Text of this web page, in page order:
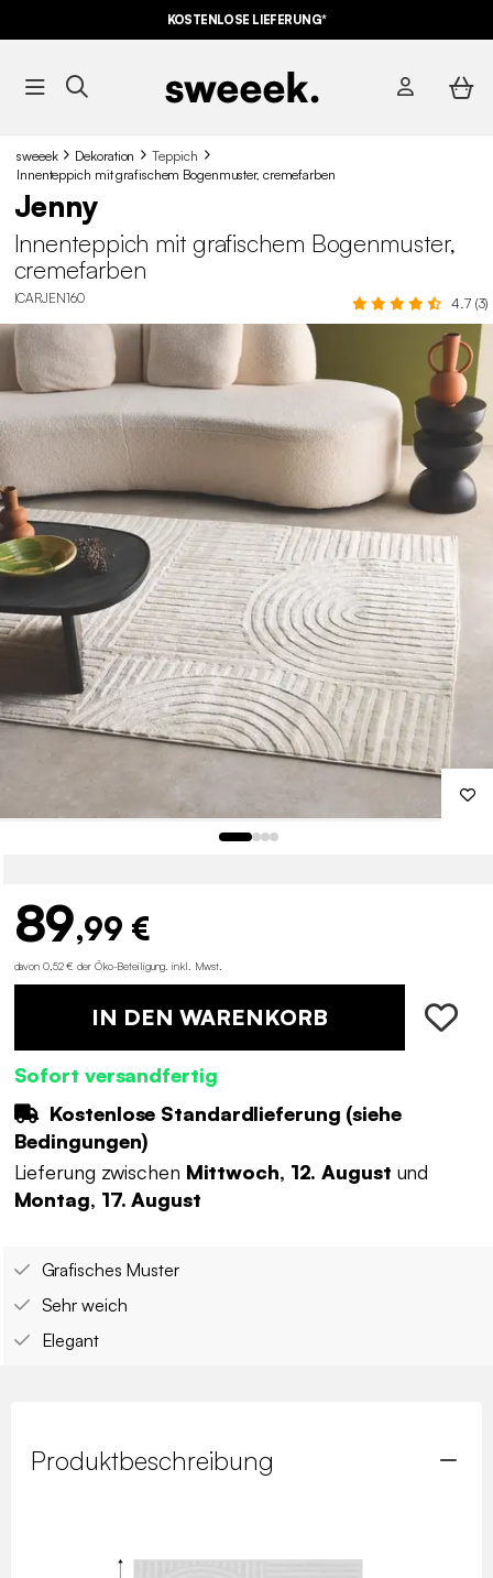
AUF DER SCHNÄPPCHEN* MIT DEM CODE
KOSTENLOSE LIEFERUNG*
sweeek Dekoration
Teppich
Innenteppich mit grafischem Bogenmuster, cremefarben
Jenny
Innenteppich mit grafischem Bogenmuster,
cremefarben
ICARJEN160 4.7 (3)
89,99 €
davon 0,52 € der Öko-Beteiligung inkl. Mwst.
IN DEN WARENKORB
Sofort versandfertig
Kostenlose Standardlieferung (siehe
Bedingungen)
Lieferung zwischen Mittwoch, 12. August und
Montag, 17. August
Grafisches Muster
Sehr weich
Elegant
Produktbeschreibung